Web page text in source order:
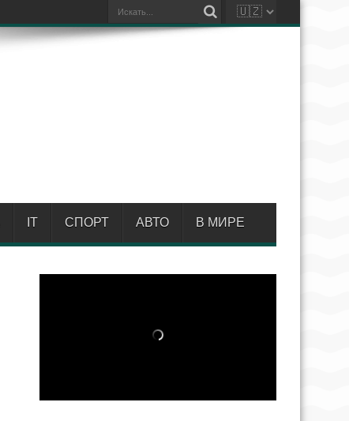
IT СПОРТ АВТО В МИРЕ